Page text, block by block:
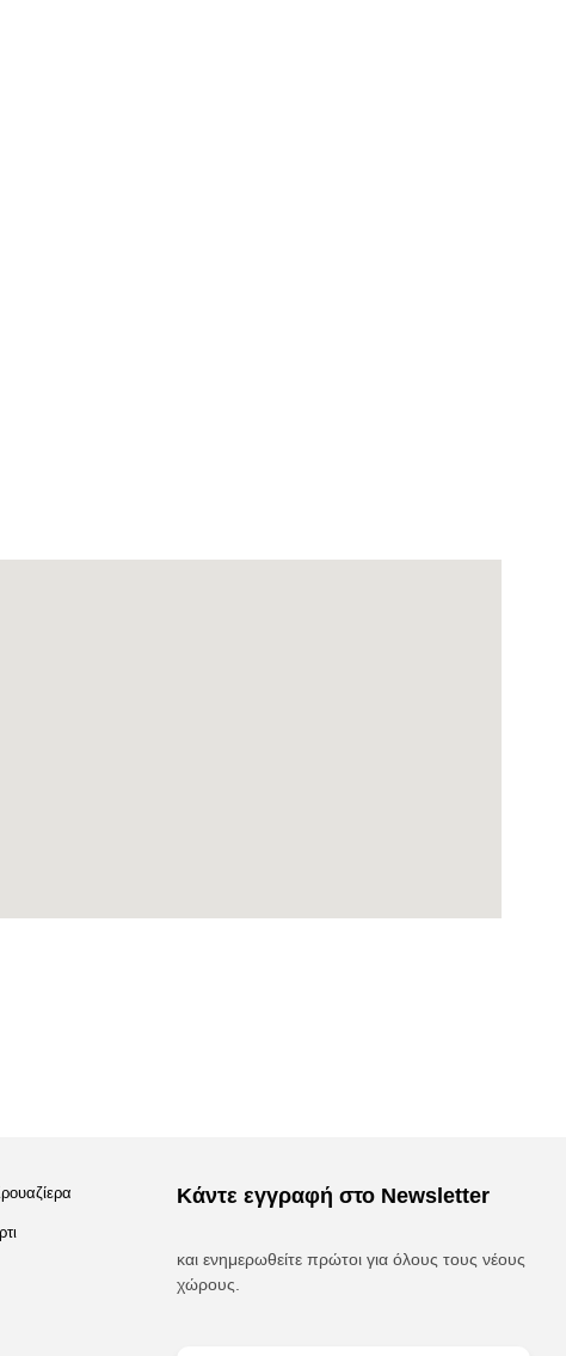
Κάντε εγγραφή στο Newsletter
και ενημερωθείτε πρώτοι για όλους τους νέους
χώρους.